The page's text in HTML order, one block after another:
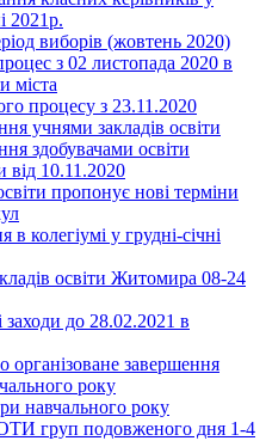
2021р.
виборів (жовтень 2020)
з 02 листопада 2020 в
міста
процесу з 23.11.2020
учнями закладів освіти
здобувачами освіти
від 10.11.2020
пропонує нові терміни
колегіумі у грудні-січні
освіти Житомира 08-24
до 28.02.2021 в
завершення
року
навчального року
груп подовженого дня 1-4